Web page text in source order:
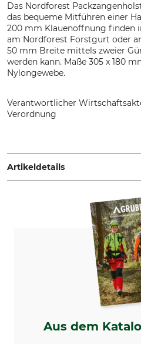
Das Nordforest
das bequeme Mitführen einer
200 mm Klauenöffnung finden
am Nordforest Forstgurt oder
50 mm Breite mittels zweier
werden kann. Maße 305 x 180
Nylongewebe.
Verantwortlicher
Verordnung
www.grube.de
Artikeldetails
Aus dem